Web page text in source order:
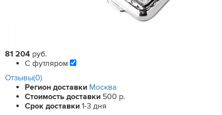
81 204 руб.
С футляром
Отзывы(0)
Регион доставки Москва
Стоимость доставки 500 р.
Срок доставки 1-3 дня